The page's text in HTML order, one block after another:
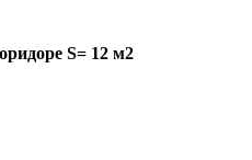
S= 12 м2